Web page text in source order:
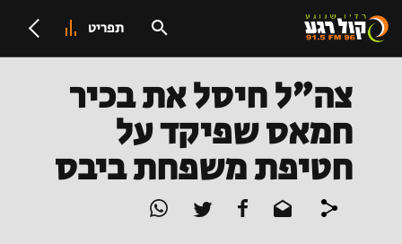
תפריט
צה"ל חיסל את בכיר
חמאס שפיקד על
חטיפת משפחת ביבס